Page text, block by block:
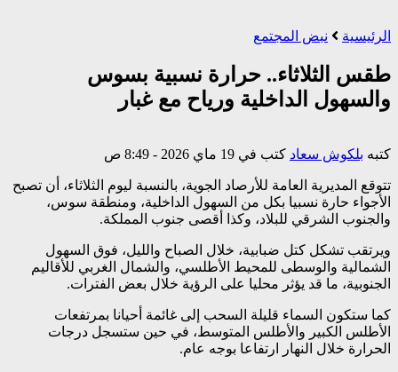
الرئيسية نبض المجتمع
طقس الثلاثاء.. حرارة نسبية بسوس
والسهول الداخلية ورياح مع غبار
كتبه بلكوش سعاد كتب في 19 ماي 2026 - 8:49 ص
تتوقع المديرية العامة للأرصاد الجوية، بالنسبة ليوم الثلاثاء، أن تصبح
الأجواء حارة نسبيا بكل من السهول الداخلية، ومنطقة سوس،
والجنوب الشرقي للبلاد، وكذا أقصى جنوب المملكة.
ويرتقب تشكل كتل ضبابية، خلال الصباح والليل، فوق السهول
الشمالية والوسطى للمحيط الأطلسي، والشمال الغربي للأقاليم
الجنوبية، ما قد يؤثر محليا على الرؤية خلال بعض الفترات.
كما ستكون السماء قليلة السحب إلى غائمة أحيانا بمرتفعات
الأطلس الكبير والأطلس المتوسط، في حين ستسجل درجات
الحرارة خلال النهار ارتفاعا بوجه عام.